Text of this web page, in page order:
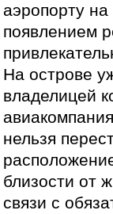
аэропорту на
появлением
На острове
владелицей
нельзя
близости от
связи с